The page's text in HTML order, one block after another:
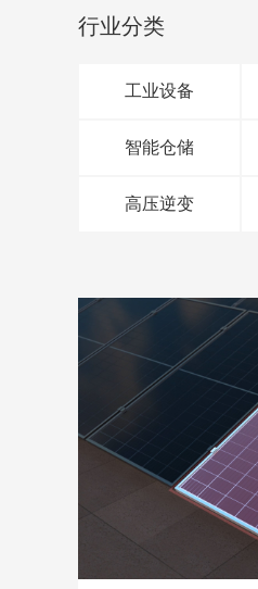
行业分类
工业设备
智能仓储
高压逆变